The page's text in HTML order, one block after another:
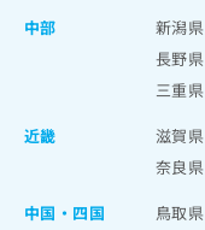
中部
新潟県
長野県
三重県
近畿
滋賀県
奈良県
中国・四国
鳥取県